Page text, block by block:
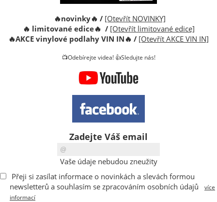
Qbrick System Organizérynabízejí optimální možnosti
Pro vačsí nářadí systém je tu oraginerQbrick System
Pro skladování a organizaci nářadí pro
profesionální dílny, na staveniště, do garáže.
O kategorii výše
🔥novinky🔥 / [Otevřít NOVINKY]
🔥 limitované edice🔥 / [Otevřít limitované edice]
🔥AKCE vinylové podlahy VIN IN🔥 / [Otevřít AKCE VIN IN]
📺Odebírejte videa! 👍Sledujte nás!
Zadejte Váš email
Vaše údaje nebudou zneužity
Přeji si zasílat informace o novinkách a slevách formou
newsletterů a souhlasím se zpracováním osobních údajů
více
informací